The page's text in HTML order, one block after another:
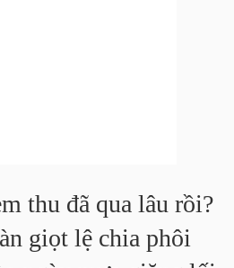
thu đã qua lâu rồi?
giọt lệ chia phôi